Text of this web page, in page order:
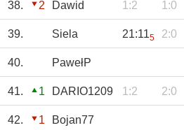
38. 2 Dawid 1:2 1:0
39. Siela 21:115 2:0
40. PawełP
41. 1 DARIO1209 1:2 2:0
42. 1 Bojan77